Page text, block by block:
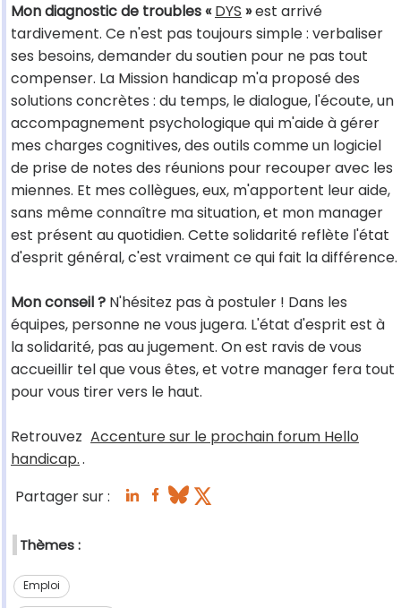
Mon diagnostic de troubles «DYS »est arrivé
tardivement. Ce n'est pas toujours simple : verbaliser
ses besoins, demander du soutien pour ne pas tout
compenser. La Mission handicap m'a proposé des
solutions concrètes : du temps, le dialogue, l'écoute, un
accompagnement psychologique qui m'aide à gérer
mes charges cognitives, des outils comme un logiciel
de prise de notes des réunions pour recouper avec les
miennes. Et mes collègues, eux, m'apportent leur aide,
sans même connaître ma situation, et mon manager
est présent au quotidien. Cette solidarité reflète l'état
d'esprit général, c'est vraiment ce qui fait la différence.
Mon conseil ? N'hésitez pas à postuler ! Dans les
équipes, personne ne vous jugera. L'état d'esprit est à
la solidarité, pas au jugement. On est ravis de vous
accueillir tel que vous êtes, et votre manager fera tout
pour vous tirer vers le haut.
Retrouvez Accenture sur le prochain forum Hello
handicap..
Partager sur :
Thèmes :
Emploi